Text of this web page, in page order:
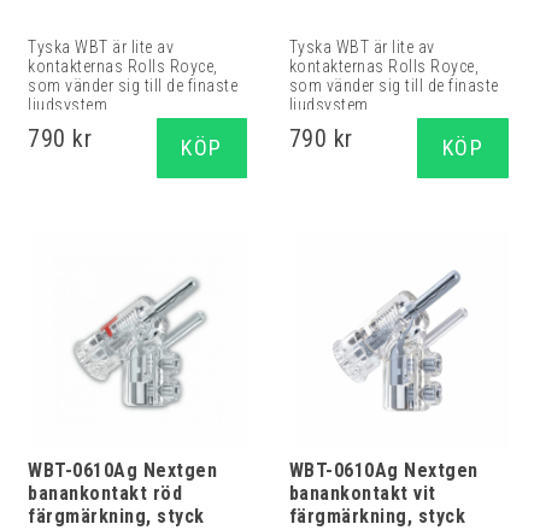
Tyska WBT är lite av
kontakternas Rolls Royce,
som vänder sig till de finaste
ljudsystem...
790 kr KÖP
Tyska WBT är lite av
kontakternas Rolls Royce,
som vänder sig till de finaste
ljudsystem...
790 kr KÖP
WBT-0610Ag Nextgen
banankontakt röd
färgmärkning, styck
WBT-0610Ag Nextgen
banankontakt vit
färgmärkning, styck